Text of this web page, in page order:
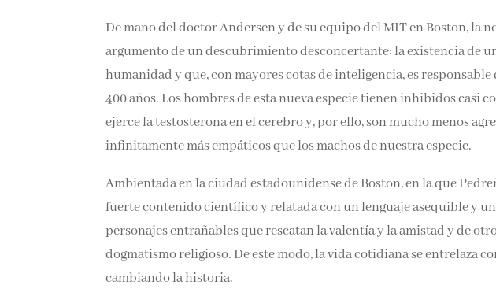
De mano del doctor Andersen y de su equipo del MIT en Boston, la
argumento de un descubrimiento desconcertante: la existencia de
humanidad y que, con mayores cotas de inteligencia, es
400 años. Los hombres de esta nueva especie tienen inhibidos casi
ejerce la testosterona en el cerebro y, por ello, son mucho menos
infinitamente más empáticos que los machos de nuestra especie.
Ambientada en la ciudad estadounidense de Boston, en la que
fuerte contenido científico y relatada con un lenguaje asequible y
personajes entrañables que rescatan la valentía y la amistad y de
dogmatismo religioso. De este modo, la vida cotidiana se entrelaza
cambiando la historia.